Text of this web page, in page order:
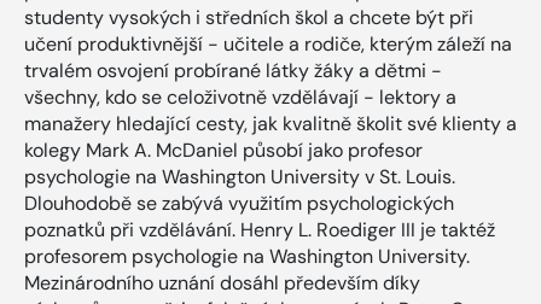
studenty vysokých i středních škol a chcete být při
učení produktivnější - učitele a rodiče, kterým záleží na
trvalém osvojení probírané látky žáky a dětmi -
všechny, kdo se celoživotně vzdělávají - lektory a
manažery hledající cesty, jak kvalitně školit své klienty a
kolegy Mark A. McDaniel působí jako profesor
psychologie na Washington University v St. Louis.
Dlouhodobě se zabývá využitím psychologických
poznatků při vzdělávání. Henry L. Roediger III je taktéž
profesorem psychologie na Washington University.
Mezinárodního uznání dosáhl především díky